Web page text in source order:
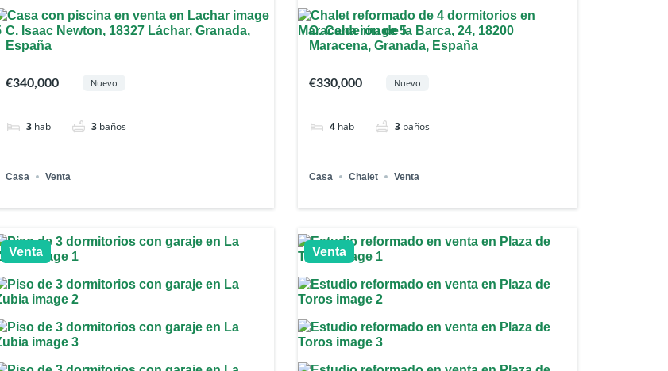
C. Isaac Newton, 18327 Láchar, Granada,
España
€340,000 Nuevo
3 hab 3 baños
Casa Venta
C. Calderón de la Barca, 24, 18200
Maracena, Granada, España
€330,000 Nuevo
4 hab 3 baños
Casa Chalet Venta
Venta Venta